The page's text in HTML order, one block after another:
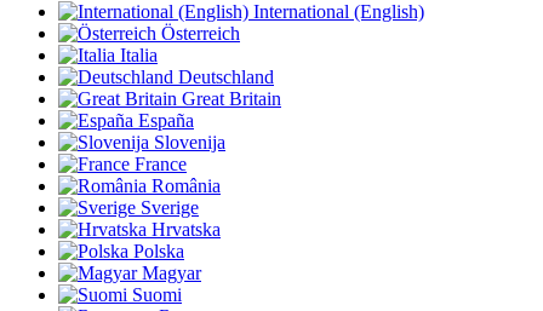
International (English)
Österreich
Italia
Deutschland
Great Britain
España
Slovenija
France
România
Sverige
Hrvatska
Polska
Magyar
Suomi